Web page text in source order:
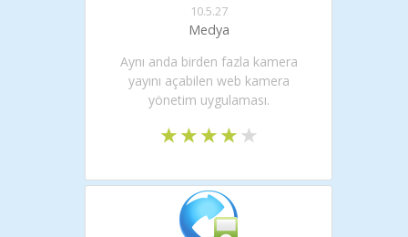
10.5.27
Medya
Aynı anda birden fazla kamera
yayını açabilen web kamera
yönetim uygulaması.